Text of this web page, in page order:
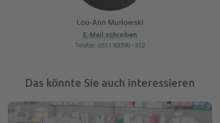
Lou-Ann Murlowski
E-Mail schreiben
Telefon: 0511 83390 -312
Das könnte Sie auch interessieren